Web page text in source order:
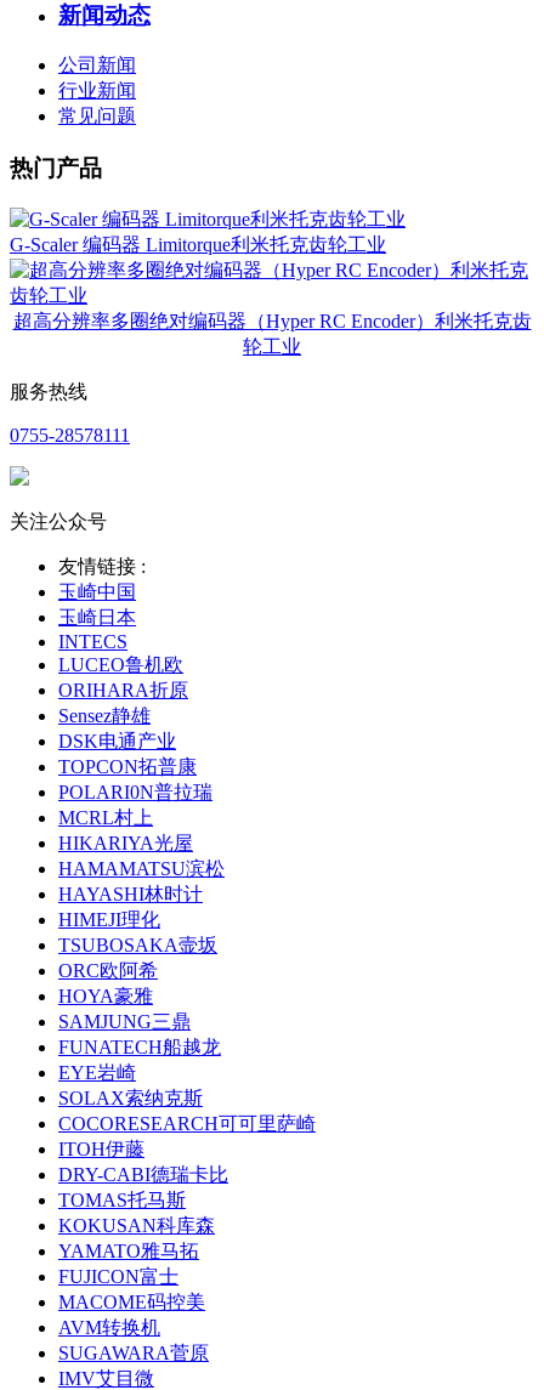
新闻动态
公司新闻
行业新闻
常见问题
热门产品
G-Scaler 编码器 Limitorque利米托克齿轮工业
超高分辨率多圈绝对编码器（Hyper RC Encoder）利米托克齿
轮工业
服务热线
0755-28578111
关注公众号
友情链接 :
玉崎中国
玉崎日本
INTECS
LUCEO鲁机欧
ORIHARA折原
Sensez静雄
DSK电通产业
TOPCON拓普康
POLARI0N普拉瑞
MCRL村上
HIKARIYA光屋
HAMAMATSU滨松
HAYASHI林时计
HIMEJI理化
TSUBOSAKA壸坂
ORC欧阿希
HOYA豪雅
SAMJUNG三鼎
FUNATECH船越龙
EYE岩崎
SOLAX索纳克斯
COCORESEARCH可可里萨崎
ITOH伊藤
DRY-CABI德瑞卡比
TOMAS托马斯
KOKUSAN科库森
YAMATO雅马拓
FUJICON富士
MACOME码控美
AVM转换机
SUGAWARA菅原
IMV艾目微